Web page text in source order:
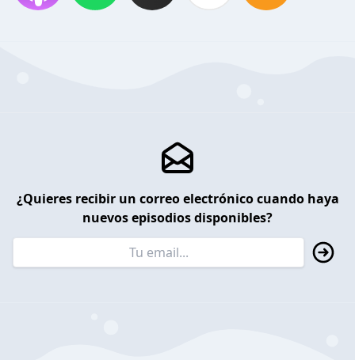
¿Quieres recibir un correo electrónico cuando haya
nuevos episodios disponibles?